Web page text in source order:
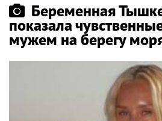
Беременная
показала
мужем на берегу